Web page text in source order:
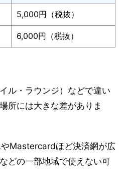
5,000円（税抜）
6,000円（税抜）
ル・ラウンジ）などで違い
所には大きな差がありま
Mastercardほど決済網が広
どの一部地域で使えない可